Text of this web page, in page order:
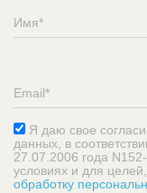
Я даю свое
данных, в
27.07.2006 года
условиях и для
обработку